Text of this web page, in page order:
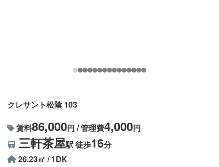
クレサント松陰 103
賃料86,000円 / 管理費4,000円
三軒茶屋駅 徒歩16分
26.23㎡ / 1DK